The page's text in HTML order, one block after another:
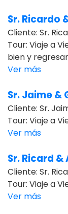
Sr. Ricardo
Cliente: Sr.
Tour: Viaje a
bien y
Ver más
Sr. Jaime &
Cliente: Sr.
Tour: Viaje a
Ver más
Sr. Ricard
Cliente: Sr.
Tour: Viaje a
Ver más